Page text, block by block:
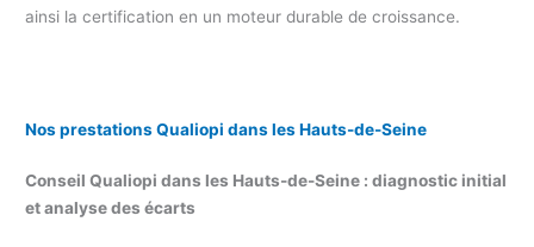
ainsi la certification en un moteur durable de croissance.
Nos prestations Qualiopi dans les Hauts-de-Seine
Conseil Qualiopi dans les Hauts-de-Seine : diagnostic initial
et analyse des écarts